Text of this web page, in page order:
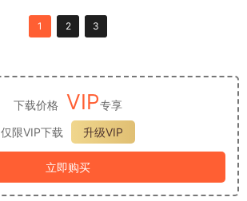
1 2 3
下载价格 VIP专享
仅限VIP下载
升级VIP
立即购买